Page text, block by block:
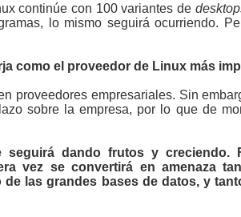
continúe con 100 variantes de
lo mismo seguirá ocurriendo.
como el proveedor de Linux más
proveedores empresariales. Sin
sobre la empresa, por lo que de
seguirá dando frutos y creciendo.
vez se convertirá en amenaza
las grandes bases de datos, y